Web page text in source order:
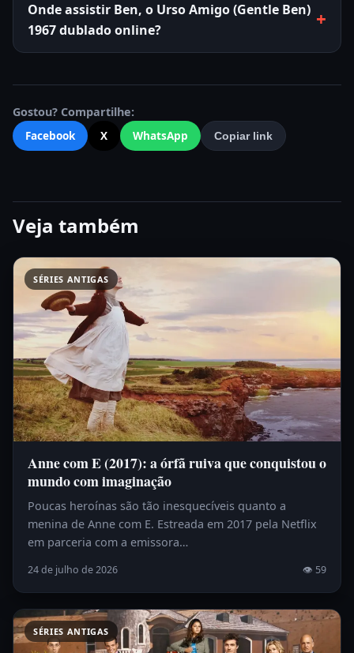
Onde assistir Ben, o Urso Amigo (Gentle Ben)
1967 dublado online?
Gostou? Compartilhe:
Facebook
X WhatsApp Copiar link
Veja também
SÉRIES ANTIGAS
Anne com E (2017): a órfã ruiva que conquistou o
mundo com imaginação
Poucas heroínas são tão inesquecíveis quanto a
menina de Anne com E. Estreada em 2017 pela Netflix
em parceria com a emissora…
24 de julho de 2026 👁 59
SÉRIES ANTIGAS